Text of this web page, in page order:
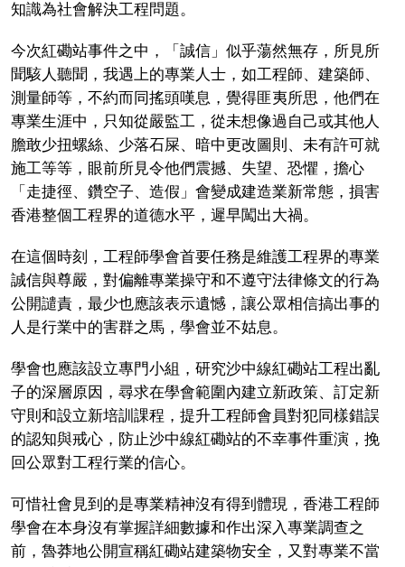
知識為社會解決工程問題。
今次紅磡站事件之中，「誠信」似乎蕩然無存，所見所
聞駭人聽聞，我遇上的專業人士，如工程師、建築師、
測量師等，不約而同搖頭嘆息，覺得匪夷所思，他們在
專業生涯中，只知從嚴監工，從未想像過自己或其他人
膽敢少扭螺絲、少落石屎、暗中更改圖則、未有許可就
施工等等，眼前所見令他們震撼、失望、恐懼，擔心
「走捷徑、鑽空子、造假」會變成建造業新常態，損害
香港整個工程界的道德水平，遲早闖出大禍。
在這個時刻，工程師學會首要任務是維護工程界的專業
誠信與尊嚴，對偏離專業操守和不遵守法律條文的行為
公開譴責，最少也應該表示遺憾，讓公眾相信搞出事的
人是行業中的害群之馬，學會並不姑息。
學會也應該設立專門小組，研究沙中線紅磡站工程出亂
子的深層原因，尋求在學會範圍內建立新政策、訂定新
守則和設立新培訓課程，提升工程師會員對犯同樣錯誤
的認知與戒心，防止沙中線紅磡站的不幸事件重演，挽
回公眾對工程行業的信心。
可惜社會見到的是專業精神沒有得到體現，香港工程師
學會在本身沒有掌握詳細數據和作出深入專業調查之
前，魯莽地公開宣稱紅磡站建築物安全，又對專業不當